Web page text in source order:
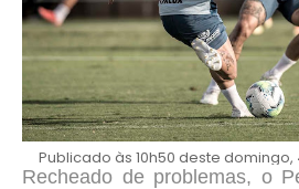
Publicado às 10h50 deste
Recheado de problemas, o